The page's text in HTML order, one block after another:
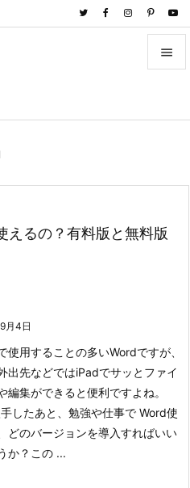

前へ
次へ
るの？有料版と無料版
月4日
使用することの多いWordですが、
出先などではiPadでサッとファイ
編集ができると便利ですよね。
したあと、勉強や仕事で Word使
どのバージョンを導入すればいい
か？この ...